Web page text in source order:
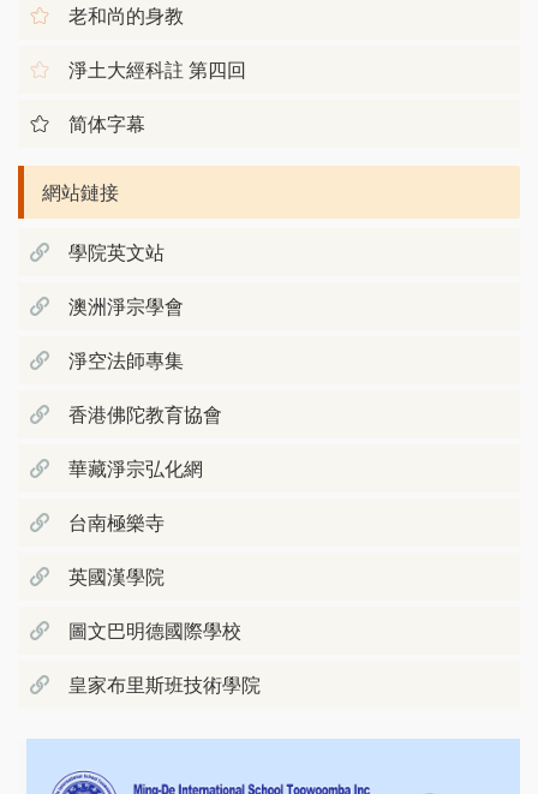
老和尚的身教
淨土大經科註 第四回
简体字幕
網站鏈接
學院英文站
澳洲淨宗學會
淨空法師專集
香港佛陀教育協會
華藏淨宗弘化網
台南極樂寺
英國漢學院
圖文巴明德國際學校
皇家布里斯班技術學院